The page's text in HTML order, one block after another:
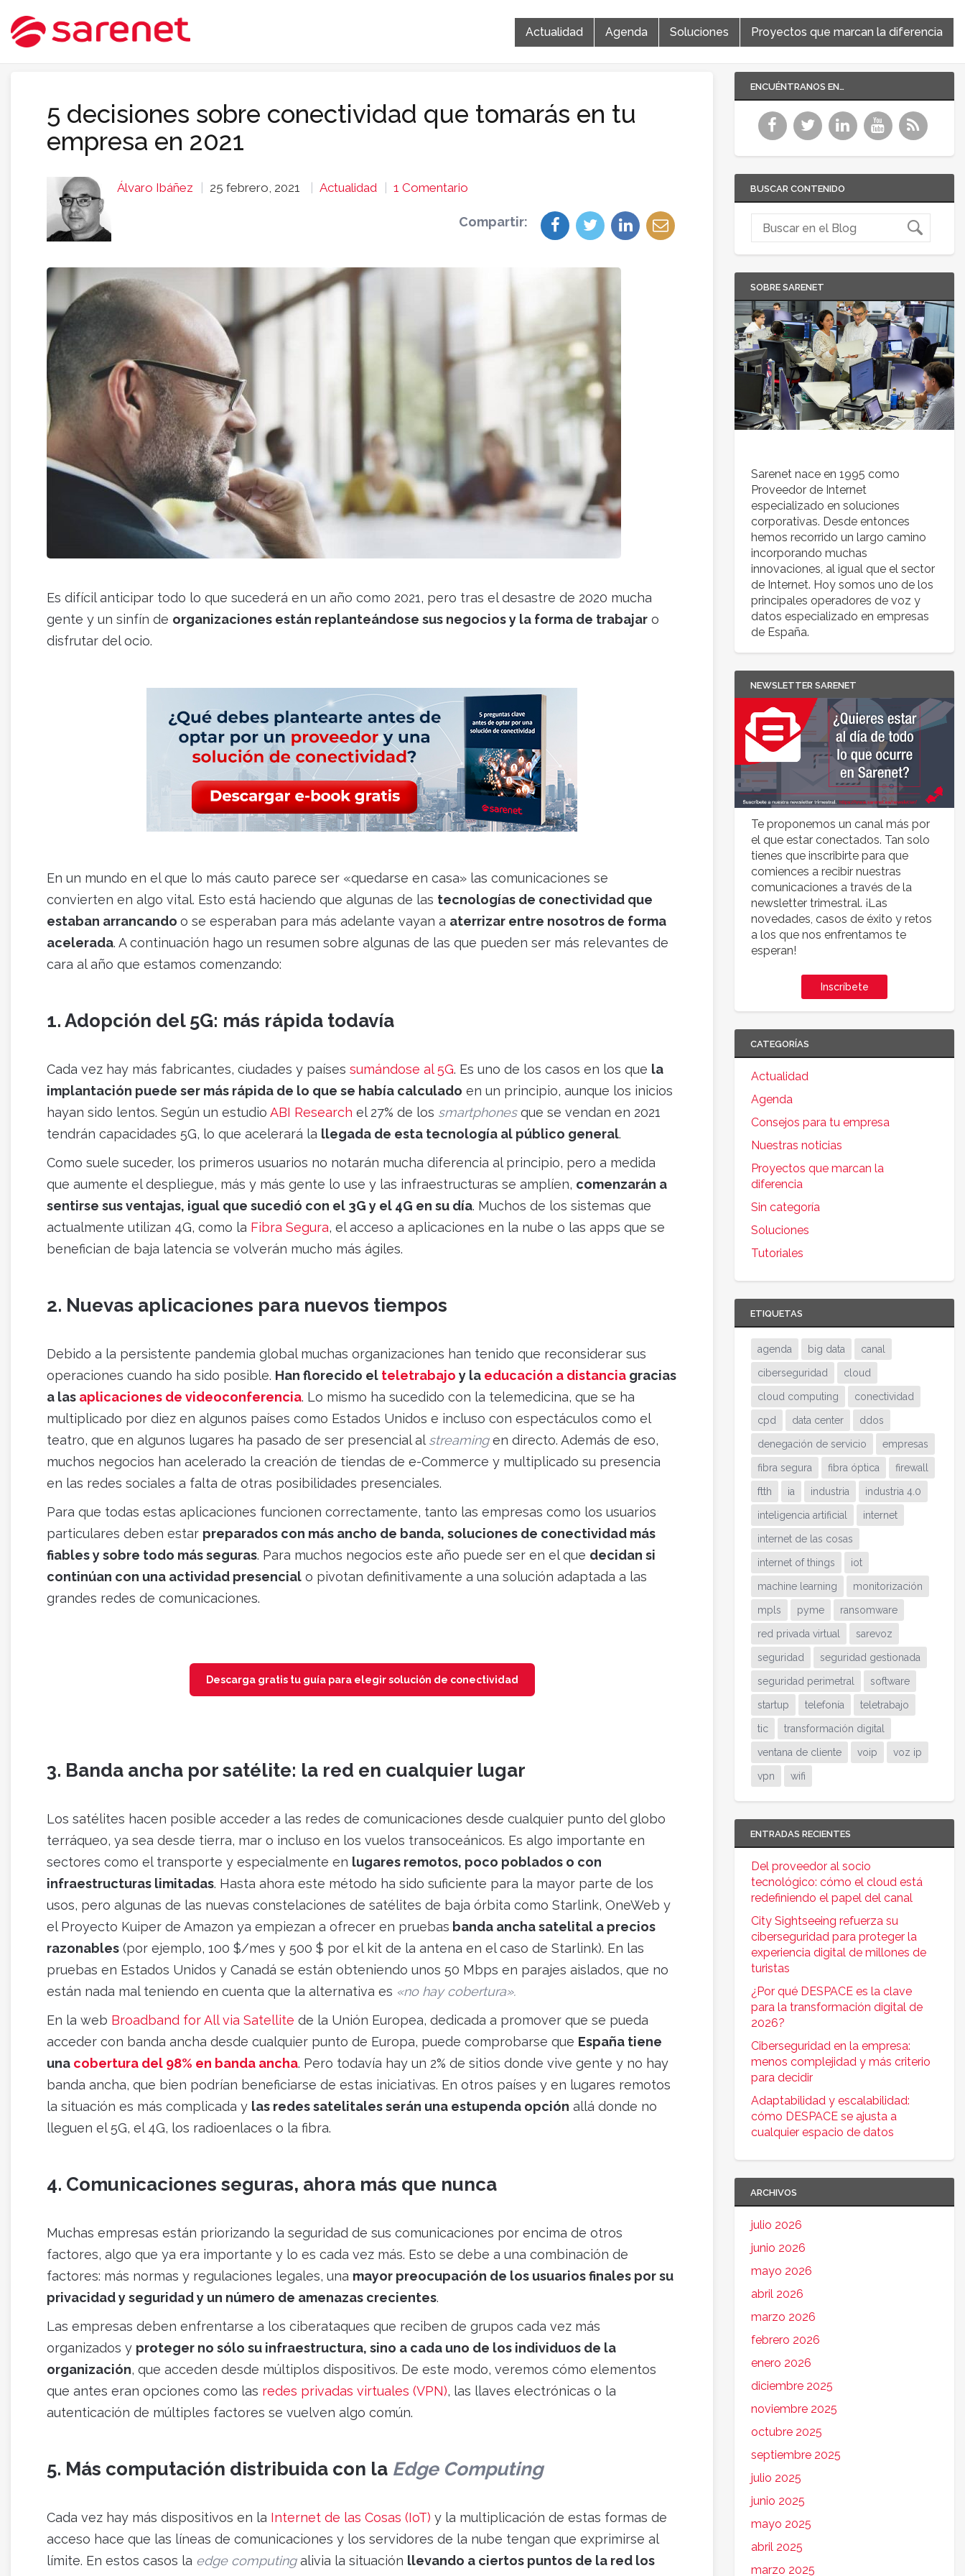
Actualidad Agenda Soluciones Proyectos que marcan la diferencia
5 decisiones sobre conectividad que tomarás en tu
empresa en 2021
Álvaro Ibáñez 25 febrero, 2021 Actualidad 1 Comentario
Compartir:
Es difícil anticipar todo lo que sucederá en un año como 2021, pero tras el desastre de 2020 mucha
gente y un sinfín de organizaciones están replanteándose sus negocios y la forma de trabajar o
disfrutar del ocio.
En un mundo en el que lo más cauto parece ser «quedarse en casa» las comunicaciones se
convierten en algo vital. Esto está haciendo que algunas de las tecnologías de conectividad que
estaban arrancando o se esperaban para más adelante vayan a aterrizar entre nosotros de forma
acelerada. A continuación hago un resumen sobre algunas de las que pueden ser más relevantes de
cara al año que estamos comenzando:
1. Adopción del 5G: más rápida todavía
Cada vez hay más fabricantes, ciudades y países sumándose al 5G. Es uno de los casos en los que la
implantación puede ser más rápida de lo que se había calculado en un principio, aunque los inicios
hayan sido lentos. Según un estudio ABI Research el 27% de los smartphonesque se vendan en 2021
tendrán capacidades 5G, lo que acelerará la llegada de esta tecnología al público general.
Como suele suceder, los primeros usuarios no notarán mucha diferencia al principio, pero a medida
que aumente el despliegue, más y más gente lo use y las infraestructuras se amplíen, comenzarán a
sentirse sus ventajas, igual que sucedió con el 3G y el 4G en su día. Muchos de los sistemas que
actualmente utilizan 4G, como la Fibra Segura, el acceso a aplicaciones en la nube o las apps que se
benefician de baja latencia se volverán mucho más ágiles.
2. Nuevas aplicaciones para nuevos tiempos
Debido a la persistente pandemia global muchas organizaciones han tenido que reconsiderar sus
operaciones cuando ha sido posible. Han florecido el teletrabajo y la educación a distancia gracias
a las aplicaciones de videoconferencia. Lo mismo ha sucedido con la telemedicina, que se ha
multiplicado por diez en algunos países como Estados Unidos e incluso con espectáculos como el
teatro, que en algunos lugares ha pasado de ser presencial al streamingen directo. Además de eso,
muchos negocios han acelerado la creación de tiendas de e-Commerce y multiplicado su presencia
en las redes sociales a falta de otras posibilidades presenciales.
Para que todas estas aplicaciones funcionen correctamente, tanto las empresas como los usuarios
particulares deben estar preparados con más ancho de banda, soluciones de conectividad más
fiables y sobre todo más seguras. Para muchos negocios este año puede ser en el que decidan si
continúan con una actividad presencial o pivotan definitivamente a una solución adaptada a las
grandes redes de comunicaciones.
Descarga gratis tu guía para elegir solución de conectividad
3. Banda ancha por satélite: la red en cualquier lugar
Los satélites hacen posible acceder a las redes de comunicaciones desde cualquier punto del globo
terráqueo, ya sea desde tierra, mar o incluso en los vuelos transoceánicos. Es algo importante en
sectores como el transporte y especialmente en lugares remotos, poco poblados o con
infraestructuras limitadas. Hasta ahora este método ha sido suficiente para la mayor parte de los
usos, pero algunas de las nuevas constelaciones de satélites de baja órbita como Starlink, OneWeb y
el Proyecto Kuiper de Amazon ya empiezan a ofrecer en pruebas banda ancha satelital a precios
razonables (por ejemplo, 100 $/mes y 500 $ por el kit de la antena en el caso de Starlink). En las
pruebas en Estados Unidos y Canadá se están obteniendo unos 50 Mbps en parajes aislados, que no
están nada mal teniendo en cuenta que la alternativa es «no hay cobertura».
En la web Broadband for All via Satellite de la Unión Europea, dedicada a promover que se pueda
acceder con banda ancha desde cualquier punto de Europa, puede comprobarse que España tiene
una cobertura del 98% en banda ancha. Pero todavía hay un 2% de sitios donde vive gente y no hay
banda ancha, que bien podrían beneficiarse de estas iniciativas. En otros países y en lugares remotos
la situación es más complicada y las redes satelitales serán una estupenda opción allá donde no
lleguen el 5G, el 4G, los radioenlaces o la fibra.
4. Comunicaciones seguras, ahora más que nunca
Muchas empresas están priorizando la seguridad de sus comunicaciones por encima de otros
factores, algo que ya era importante y lo es cada vez más. Esto se debe a una combinación de
factores: más normas y regulaciones legales, una mayor preocupación de los usuarios finales por su
privacidad y seguridad y un número de amenazas crecientes.
Las empresas deben enfrentarse a los ciberataques que reciben de grupos cada vez más
organizados y proteger no sólo su infraestructura, sino a cada uno de los individuos de la
organización, que acceden desde múltiplos dispositivos. De este modo, veremos cómo elementos
que antes eran opciones como las redes privadas virtuales (VPN), las llaves electrónicas o la
autenticación de múltiples factores se vuelven algo común.
5. Más computación distribuida con la Edge Computing
Cada vez hay más dispositivos en la Internet de las Cosas (IoT) y la multiplicación de estas formas de
acceso hace que las líneas de comunicaciones y los servidores de la nube tengan que exprimirse al
límite. En estos casos la edge computingalivia la situación llevando a ciertos puntos de la red los
ENCUÉNTRANOS EN…
BUSCAR CONTENIDO
SOBRE SARENET
Sarenet nace en 1995 como
Proveedor de Internet
especializado en soluciones
corporativas. Desde entonces
hemos recorrido un largo camino
incorporando muchas
innovaciones, al igual que el sector
de Internet. Hoy somos uno de los
principales operadores de voz y
datos especializado en empresas
de España.
NEWSLETTER SARENET
Te proponemos un canal más por
el que estar conectados. Tan solo
tienes que inscribirte para que
comiences a recibir nuestras
comunicaciones a través de la
newsletter trimestral. ¡Las
novedades, casos de éxito y retos
a los que nos enfrentamos te
esperan!
Inscríbete
CATEGORÍAS
Actualidad
Agenda
Consejos para tu empresa
Nuestras noticias
Proyectos que marcan la
diferencia
Sin categoría
Soluciones
Tutoriales
ETIQUETAS
agenda big data canal
ciberseguridad cloud
cloud computing conectividad
cpd data center ddos
denegación de servicio empresas
fibra segura fibra óptica firewall
ftth ia industria industria 4.0
inteligencia artificial internet
internet de las cosas
internet of things iot
machine learning monitorización
mpls pyme ransomware
red privada virtual sarevoz
seguridad seguridad gestionada
seguridad perimetral software
startup telefonía teletrabajo
tic transformación digital
ventana de cliente voip voz ip
vpn wifi
ENTRADAS RECIENTES
Del proveedor al socio
tecnológico: cómo el cloud está
redefiniendo el papel del canal
City Sightseeing refuerza su
ciberseguridad para proteger la
experiencia digital de millones de
turistas
¿Por qué DESPACE es la clave
para la transformación digital de
2026?
Ciberseguridad en la empresa:
menos complejidad y más criterio
para decidir
Adaptabilidad y escalabilidad:
cómo DESPACE se ajusta a
cualquier espacio de datos
ARCHIVOS
julio 2026
junio 2026
mayo 2026
abril 2026
marzo 2026
febrero 2026
enero 2026
diciembre 2025
noviembre 2025
octubre 2025
septiembre 2025
julio 2025
junio 2025
mayo 2025
abril 2025
marzo 2025